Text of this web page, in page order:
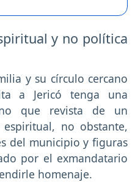
y no política
y su círculo cercano
a Jericó tenga una
que revista de un
no obstante,
del municipio y figuras
por el exmandatario
homenaje.